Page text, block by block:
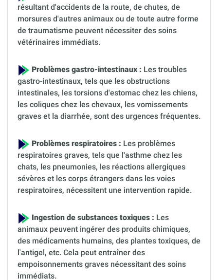
résultant d'accidents de la route, de chutes, de
morsures d'autres animaux ou de toute autre forme
de traumatisme peuvent nécessiter des soins
vétérinaires immédiats.
Problèmes gastro-intestinaux : Les troubles
gastro-intestinaux, tels que les obstructions
intestinales, les torsions d'estomac chez les chiens,
les coliques chez les chevaux, les vomissements
graves et la diarrhée, sont des urgences fréquentes.
Problèmes respiratoires : Les problèmes
respiratoires graves, tels que l'asthme chez les
chats, les pneumonies, les réactions allergiques
sévères et les corps étrangers dans les voies
respiratoires, nécessitent une intervention rapide.
Ingestion de substances toxiques : Les
animaux peuvent ingérer des produits chimiques,
des médicaments humains, des plantes toxiques, de
l'antigel, etc. Cela peut entraîner des
empoisonnements graves nécessitant des soins
immédiats.